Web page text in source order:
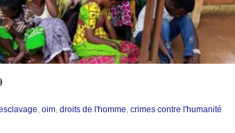
, oim, droits de l'homme, crimes contre l'humanité